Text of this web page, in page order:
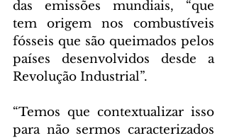
das emissões mundiais, “que
tem origem nos combustíveis
fósseis que são queimados pelos
países desenvolvidos desde a
Revolução Industrial”.
“Temos que contextualizar isso
para não sermos caracterizados